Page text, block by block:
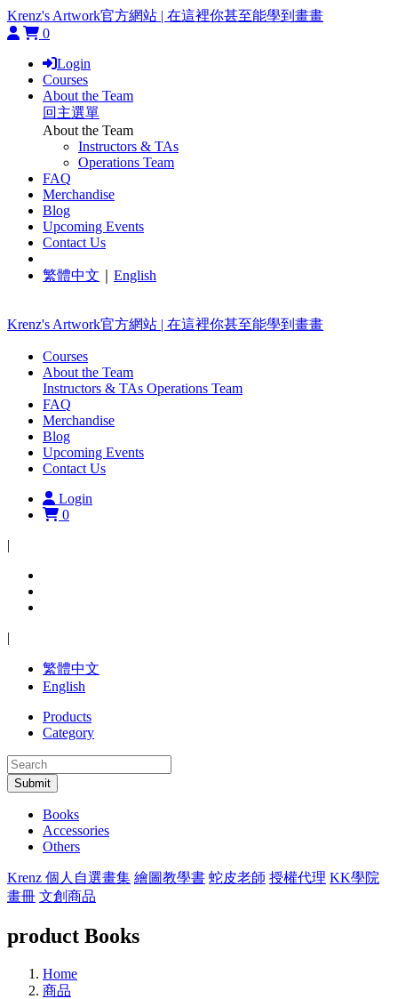
Krenz's Artwork官方網站 | 在這裡你甚至能學到畫畫
0
Login
Courses
About the Team
回主選單
About the Team
Instructors & TAs
Operations Team
FAQ
Merchandise
Blog
Upcoming Events
Contact Us
繁體中文 English
Krenz's Artwork官方網站 | 在這裡你甚至能學到畫畫
Courses
About the Team
Instructors & TAs Operations Team
FAQ
Merchandise
Blog
Upcoming Events
Contact Us
Login
0
|
|
繁體中文
English
Products
Category
Submit
Books
Accessories
Others
Krenz 個人自選畫集 繪圖教學書 蛇皮老師 授權代理 KK學院
畫冊 文創商品
product Books
Home
商品